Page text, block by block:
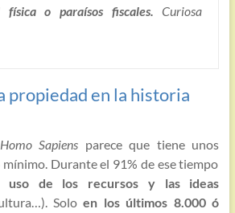
física o paraísos fiscales. Curiosa
propiedad en la historia
Homo Sapiens parece que tiene unos
mínimo. Durante el 91% de ese tiempo
uso de los recursos y las ideas
Soloen los últimos 8.000 ó